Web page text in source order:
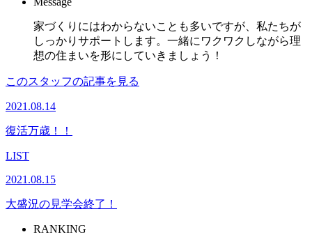
家づくりにはわからないことも多いですが、私たちが
しっかりサポートします。一緒にワクワクしながら理
想の住まいを形にしていきましょう！
このスタッフの記事を見る
2021.08.14
復活万歳！！
LIST
2021.08.15
大盛況の見学会終了！
RANKING